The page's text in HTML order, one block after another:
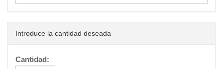
Introduce la cantidad deseada
Cantidad: